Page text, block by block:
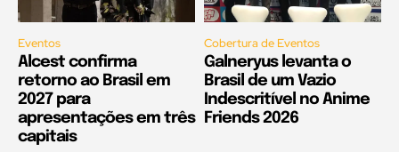
Eventos
Alcest confirma
retorno ao Brasil em
2027 para
apresentações em três
capitais
Cobertura de Eventos
Galneryus levanta o
Brasil de um Vazio
Indescritível no Anime
Friends 2026